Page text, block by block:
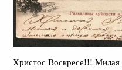
Христос Воскресе!!!